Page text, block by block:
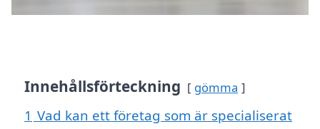
Innehållsförteckning gömma
1 Vad kan ett företag som är specialiserat